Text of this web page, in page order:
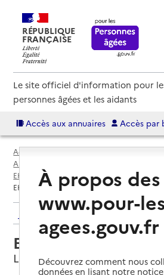
RÉPUBLIQUE
FRANÇAISE
Le site officiel d'information pour
personnes âgées et les aidants
Accès aux annuaires Accès par
Accueil
Annuaire EHPAD et maisons de retraite
EHPAD par département
Vendée (85)
EHPAD Calypso
Retour aux résultats de l'annuaire
EHPAD Calypso
L'Île-d'Yeu, VENDEE
À propos
www.pour-
agees.gouv.fr
Découvrez comment nous
données en lisant notre